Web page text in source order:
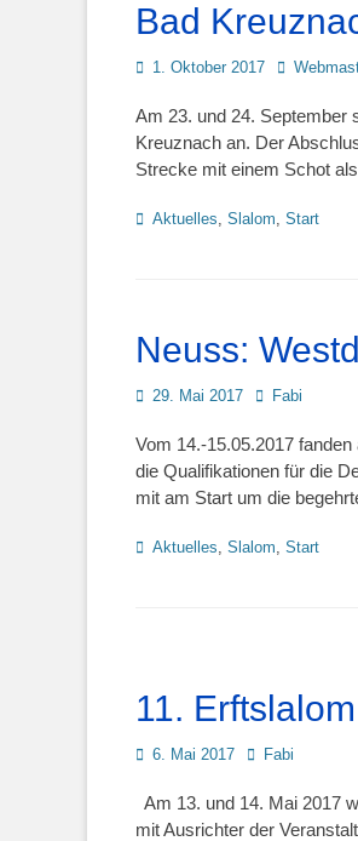
Bad
Posted
1. Oktober 2017 Autor
Am 23. und 24. September
Kreuznach an. Der
Strecke mit einem Schot als
Kategorien
Aktuelles, Slalom, Start
Neuss:
Posted
29. Mai 2017 Autor
Fabi
Vom 14.-15.05.2017
die Qualifikationen für die
mit am Start um die
Kategorien
Aktuelles, Slalom, Start
11.
Posted
6. Mai 2017 Autor
Fabi
Am 13. und 14. Mai 2017
mit Ausrichter der